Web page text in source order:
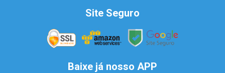
Site Seguro
Baixe já nosso APP